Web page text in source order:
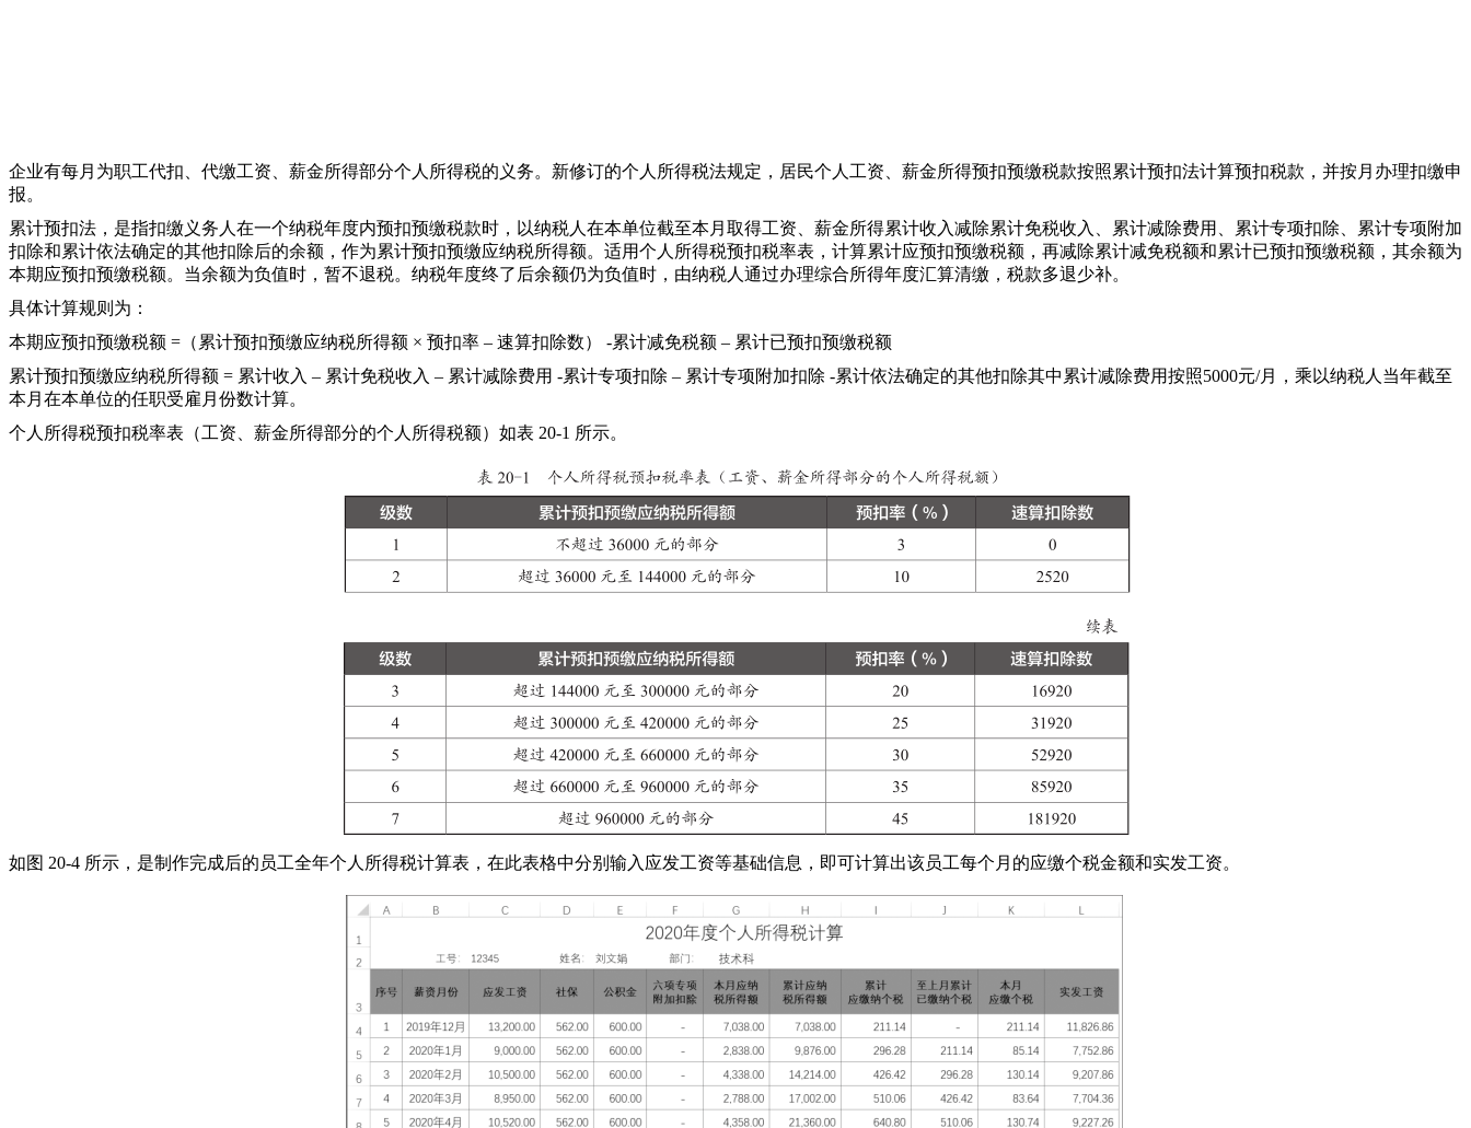
企业有每月为职工代扣、代缴工资、薪金所得部分个人所得税的义务。新修订的个人所得税法规定，居民个人工资、薪金所得预扣预缴税款按照累计预扣法计算预扣税款，并按月办理扣缴申
报。
累计预扣法，是指扣缴义务人在一个纳税年度内预扣预缴税款时，以纳税人在本单位截至本月取得工资、薪金所得累计收入减除累计免税收入、累计减除费用、累计专项扣除、累计专项附加
扣除和累计依法确定的其他扣除后的余额，作为累计预扣预缴应纳税所得额。适用个人所得税预扣税率表，计算累计应预扣预缴税额，再减除累计减免税额和累计已预扣预缴税额，其余额为
本期应预扣预缴税额。当余额为负值时，暂不退税。纳税年度终了后余额仍为负值时，由纳税人通过办理综合所得年度汇算清缴，税款多退少补。
具体计算规则为：
本期应预扣预缴税额 =（累计预扣预缴应纳税所得额 × 预扣率 – 速算扣除数） -累计减免税额 – 累计已预扣预缴税额
累计预扣预缴应纳税所得额 = 累计收入 – 累计免税收入 – 累计减除费用 -累计专项扣除 – 累计专项附加扣除 -累计依法确定的其他扣除其中累计减除费用按照5000元/月，乘以纳税人当年截至
本月在本单位的任职受雇月份数计算。
个人所得税预扣税率表（工资、薪金所得部分的个人所得税额）如表 20-1 所示。
如图 20-4 所示，是制作完成后的员工全年个人所得税计算表，在此表格中分别输入应发工资等基础信息，即可计算出该员工每个月的应缴个税金额和实发工资。